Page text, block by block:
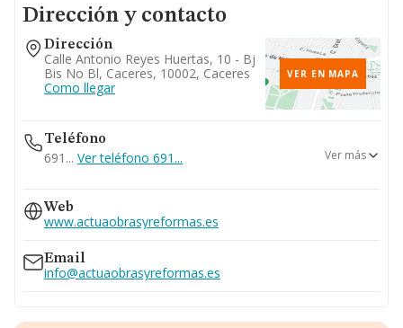
Dirección y contacto
Dirección
Calle Antonio Reyes Huertas, 10 - Bj
Bis No Bl, Caceres, 10002, Caceres
Como llegar
VER EN MAPA
Teléfono
691... Ver teléfono 691...
625...
Ver teléfono 625...
Ver teléfono 617...
Ver más
Web
www.actuaobrasyreformas.es
Email
info@actuaobrasyreformas.es